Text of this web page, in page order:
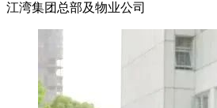
江湾集团总部及物业公司